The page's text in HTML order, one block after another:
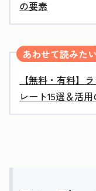
の要素
あわせて読みたい
【無料・有料】
レート15選＆活